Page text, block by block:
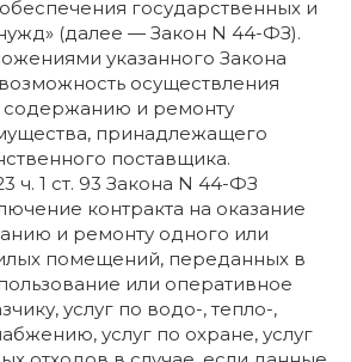
государственных и
(далее — Закон N 44-ФЗ).
указанного Закона
осуществления
содержанию и ремонту
принадлежащего
поставщика.
ч. 1 ст. 93 Закона N 44-ФЗ
контракта на оказание
и ремонту одного или
помещений, переданных в
или оперативное
услуг по водо-, тепло-,
услуг по охране, услуг